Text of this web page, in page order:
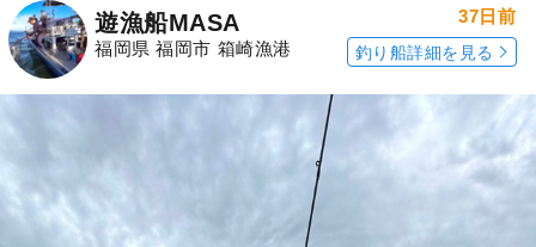
遊漁船MASA
福岡県 福岡市 箱崎漁港
37日前
釣り船詳細を見る